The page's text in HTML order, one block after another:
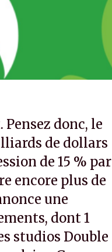
donc, le
de dollars
de 15 % par
encore plus de
une
dont 1
studios Double